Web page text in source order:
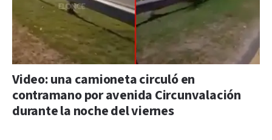
Video: una camioneta circuló en
contramano por avenida Circunvalación
durante la noche del viernes